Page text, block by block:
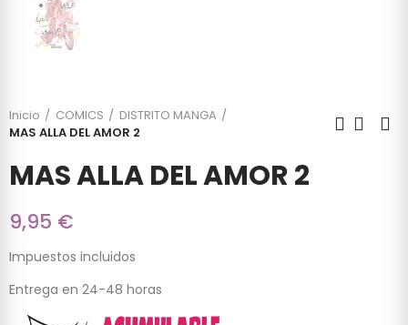
Inicio COMICS
DISTRITO MANGA
MAS ALLA DEL AMOR 2
MAS ALLA DEL AMOR 2
9,95 €
Impuestos incluidos
Entrega en 24-48 horas